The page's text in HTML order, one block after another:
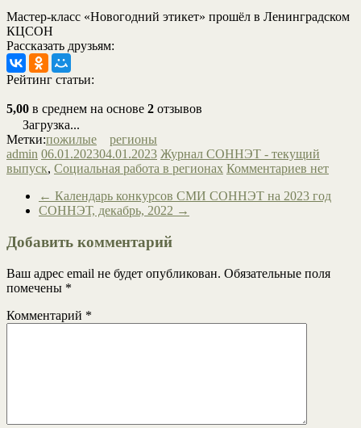
Мастер-класс «Новогодний этикет» прошёл в Ленинградском
КЦСОН
Рассказать друзьям:
Рейтинг статьи:
5,00 в среднем на основе 2 отзывов
Загрузка...
Метки:пожилые
регионы
admin 06.01.202304.01.2023 Журнал СОННЭТ - текущий
выпуск, Социальная работа в регионах Комментариев нет
← Календарь конкурсов СМИ СОННЭТ на 2023 год
СОННЭТ, декабрь, 2022 →
Добавить комментарий
Ваш адрес email не будет опубликован. Обязательные поля
помечены *
Комментарий *